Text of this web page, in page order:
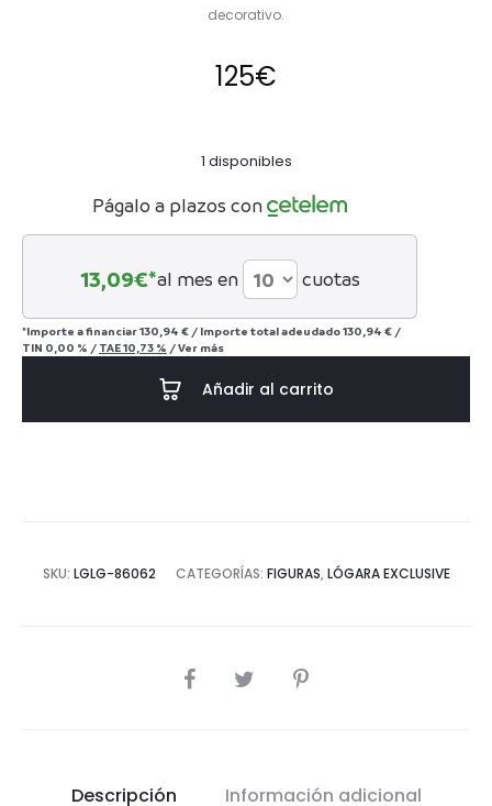
decorativo.
125€
1 disponibles
Págalo a plazos con
13,09€*al mes en cuotas
*Importe a financiar130,94 € / Importe total adeudado130,94 € /
TIN 0,00 % / TAE10,73 % /Ver más
Añadir al carrito
SKU: LGLG-86062 CATEGORÍAS: FIGURAS, LÓGARA EXCLUSIVE
COMPARTIR
Descripción Información adicional